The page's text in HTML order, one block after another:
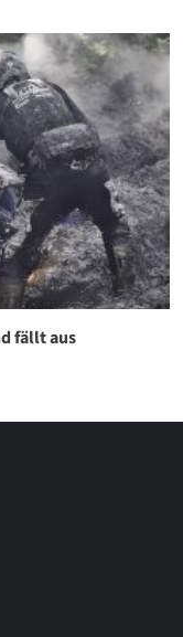
fällt aus